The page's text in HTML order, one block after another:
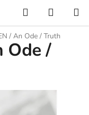
Hľadať
KOŠÍK
/ An Ode / Truth
Ode /